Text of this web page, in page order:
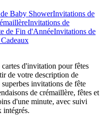
Baby ShowerInvitations de
Invitations de
de Fin d'AnnéeInvitations de
d'invitation pour fêtes
de votre description de
invitations de fête
de crémaillère, fêtes et
d'une minute, avec suivi
intégrés.